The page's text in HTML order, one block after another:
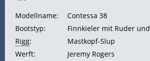
Modellname:
Contessa 38
Bootstyp:
Finnkieler mit Ruder und
Rigg:
Mastkopf-Slup
Werft:
Jeremy Rogers